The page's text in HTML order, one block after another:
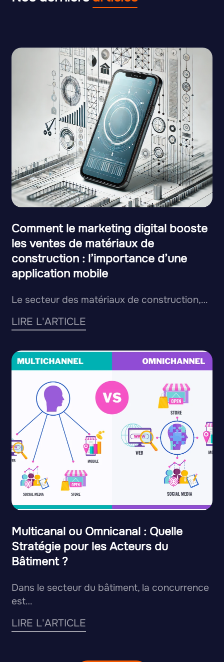
Comment le marketing digital booste
les ventes de matériaux de
construction : l’importance d’une
application mobile
Le secteur des matériaux de construction,…
LIRE L'ARTICLE
Multicanal ou Omnicanal : Quelle
Stratégie pour les Acteurs du
Bâtiment ?
Dans le secteur du bâtiment, la concurrence
est…
LIRE L'ARTICLE